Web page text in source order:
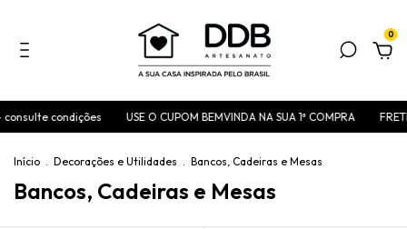
0
USE O CUPOM BEMVINDA NA SUA 1ª COMPRA FRETE FIXO A
Início . Decorações e Utilidades . Bancos, Cadeiras e Mesas
Bancos, Cadeiras e Mesas